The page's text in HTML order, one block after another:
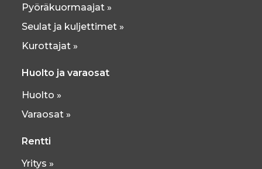
Pyöräkuormaajat »
Seulat ja kuljettimet »
Kurottajat »
Huolto ja varaosat
Huolto »
Varaosat »
Rentti
Yritys »